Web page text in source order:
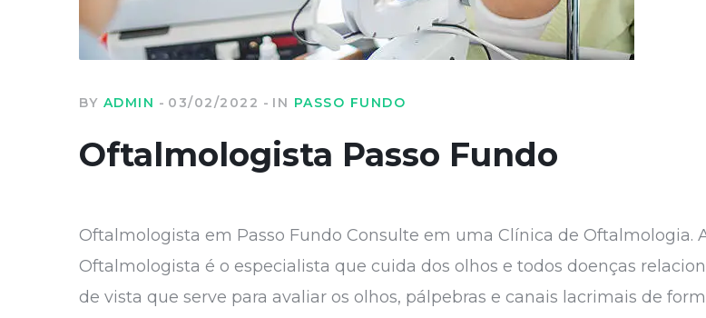
BY ADMIN 03/02/2022 IN PASSO FUNDO
Oftalmologista Passo Fundo
Oftalmologista em Passo Fundo Consulte em uma Clínica de
Oftalmologista é o especialista que cuida dos olhos e todos doenças
de vista que serve para avaliar os olhos, pálpebras e canais lacrimais de